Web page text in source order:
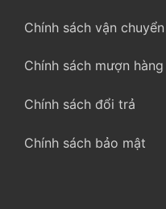
DẪNChính sách vận chuyển
Chính sách mượn hàng
Chính sách đổi trả
Chính sách bảo mật